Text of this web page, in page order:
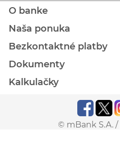
O banke
Naša ponuka
Bezkontaktné platby
Dokumenty
Kalkulačky
© mBank S.A. /